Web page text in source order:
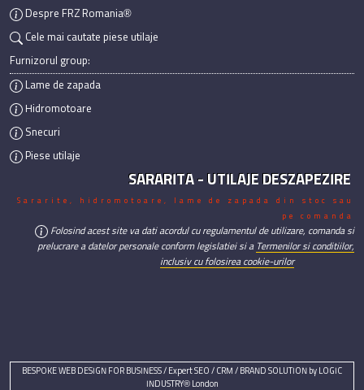
Despre FRZ Romania®
Cele mai cautate piese utilaje
Furnizorul group:
Lame de zapada
Hidromotoare
Snecuri
Piese utilaje
SARARITA - UTILAJE DESZAPEZIRE
Sararite, hidromotoare, lame de zapada din stoc sau
pe comanda
Folosind acest site va dati acordul cu regulamentul de utilizare, comanda si
prelucrare a datelor personale conform legislatiei si a Termenilor si conditiilor,
inclusiv cu folosirea cookie-urilor
BESPOKE WEB DESIGN FOR BUSINESS / Expert SEO / CRM / BRAND SOLUTION by LOGIC
INDUSTRY® London